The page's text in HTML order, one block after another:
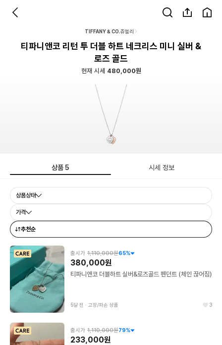
TIFFANY & CO.쥬얼리
티파니앤코 리턴 투 더블 하트 네크리스 미니 실버 &
로즈 골드
현재 시세 480,000원
상품5 시세 정보
상품상태
가격
추천순
출시가 1,110,000원65%
380,000원
티파니앤코 더블하트 실버&로즈골드 펜던트 (체인 끊어짐)
5달 전 ∙ 고장/파손 상품 3
출시가 1,110,000원79%
233,000원